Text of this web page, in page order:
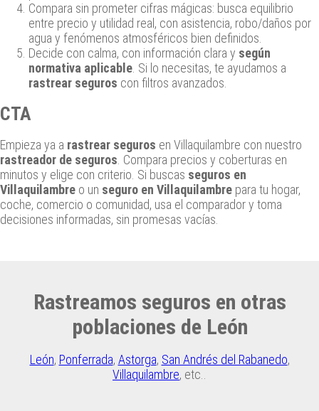
Compara sin prometer cifras mágicas: busca equilibrio
entre precio y utilidad real, con asistencia, robo/daños por
agua y fenómenos atmosféricos bien definidos.
Decide con calma, con información clara y según
normativa aplicable . Si lo necesitas, te ayudamos a
rastrear seguros con filtros avanzados.
CTA
Empieza ya a rastrear seguros en Villaquilambre con nuestro
rastreador de seguros . Compara precios y coberturas en
minutos y elige con criterio. Si buscas seguros en
Villaquilambre o un seguro en Villaquilambre para tu hogar,
coche, comercio o comunidad, usa el comparador y toma
decisiones informadas, sin promesas vacías.
Rastreamos seguros en otras
poblaciones de León
León, Ponferrada, Astorga, San Andrés del Rabanedo,
Villaquilambre, etc..